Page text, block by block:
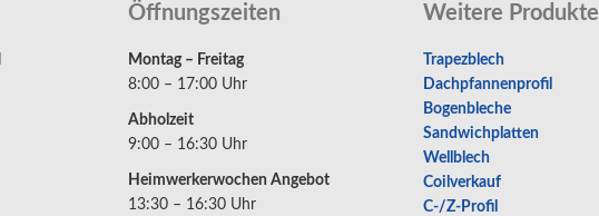
Öffnungszeiten
Montag – Freitag
8:00 – 17:00 Uhr
Abholzeit
9:00 – 16:30 Uhr
Heimwerkerwochen Angebot
13:30 – 16:30 Uhr
Weitere Produkte
Trapezblech
Dachpfannenprofil
Bogenbleche
Sandwichplatten
Wellblech
Coilverkauf
C-/Z-Profil